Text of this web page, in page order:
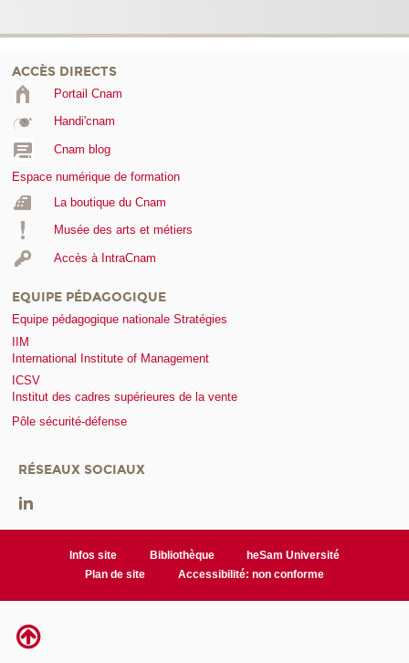
ACCÈS DIRECTS
Portail Cnam
Handi'cnam
Cnam blog
Espace numérique de formation
La boutique du Cnam
Musée des arts et métiers
Accès à IntraCnam
EQUIPE PÉDAGOGIQUE
Equipe pédagogique nationale Stratégies
IIM
International Institute of Management
ICSV
Institut des cadres supérieures de la vente
Pôle sécurité-défense
RÉSEAUX SOCIAUX
Infos site Bibliothèque
heSam Université
Plan de site
Accessibilité: non conforme